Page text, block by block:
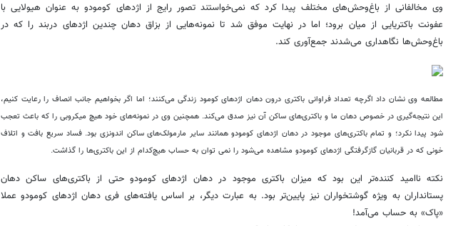
وی مخالفانی از باغ‌وحش‌های مختلف پیدا کرد که نمی‌خواستند تصور رایج از اژدهای کومودو به عنوان هیولایی با
عفونت باکتریایی از میان برود؛ اما در نهایت موفق شد تا نمونه‌هایی از بزاق دهان چندین اژدهای دربند را که در
باغ‌وحش‌ها نگاهداری می‌شدند جمع‌آوری کند.
مطالعه وی نشان داد اگرچه تعداد فراوانی باکتری درون دهان اژدهای کومود زندگی می‌کنند؛ اما اگر بخواهیم جانب انصاف را رعایت کنیم،
این نتیجه‌گیری در خصوص دهان ما و باکتری‌های ساکن آن نیز صدق می‌کند. همچنین وی در نمونه‌های خود هیچ میکروبی را که باعث تعجب
شود پیدا نکرد؛ و تمام باکتری‌های موجود در دهان اژدهای کومودو همانند سایر مارمولک‌های ساکن اندونزی بود. فساد سریع بافت و اتلاف
خونی که در قربانیان گازگرفتگی اژدهای کومودو مشاهده می‌شود را نمی توان به حساب هیچ‌کدام از این باکتری‌ها را گذاشت.
نکته ناامید کننده‌تر این بود که میزان باکتری موجود در دهان اژدهای کومودو حتی از باکتری‌های ساکن دهان
پستانداران به ویژه گوشتخواران نیز پایین‌تر بود. به عبارت دیگر، بر اساس یافته‌های فری دهان اژدهای کومودو عملا
«پاک» به حساب می‌آمد!